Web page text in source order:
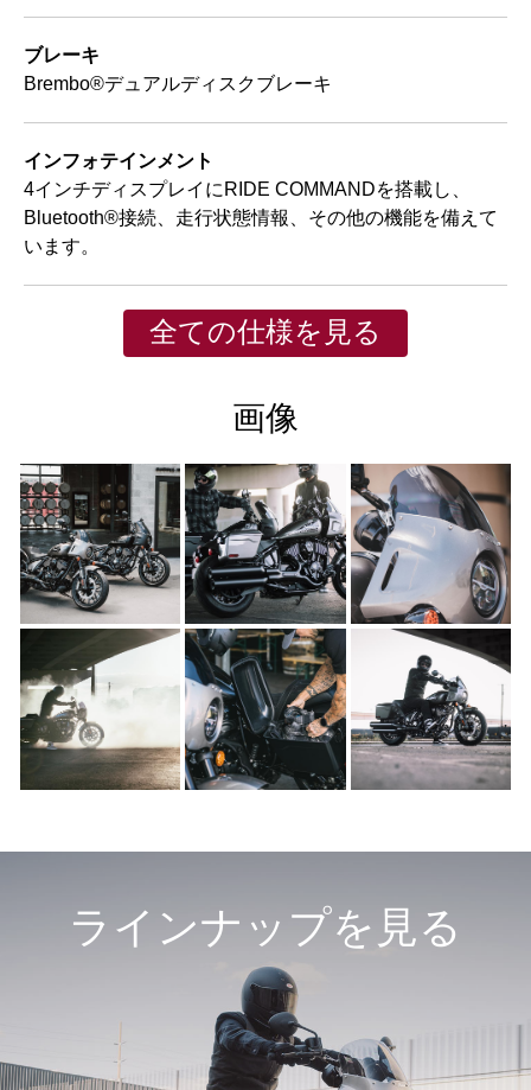
ブレーキ
Brembo®デュアルディスクブレーキ
インフォテインメント
4インチディスプレイにRIDE COMMANDを搭載し、
Bluetooth®接続、走行状態情報、その他の機能を備えて
います。
全ての仕様を見る
画像
ラインナップを見る